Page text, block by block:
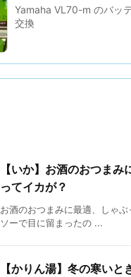
Yamaha VL70-m のバッ
交換
【いか】お酒のおつまみ
ってイカが？
お酒のおつまみに最適、しゃ
ソーで目に留まったの ...
【かりん湯】冬の寒いと